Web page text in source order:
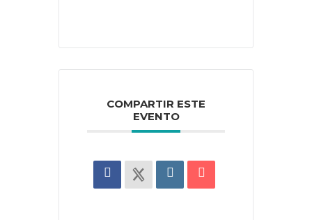
COMPARTIR ESTE
EVENTO